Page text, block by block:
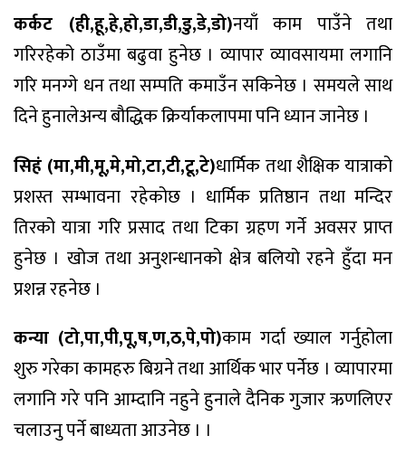
कर्कट (ही,हू,हे,हो,डा,डी,डु,डे,डो)नयाँ काम पाउँने तथा
गरिरहेको ठाउँमा बढुवा हुनेछ । व्यापार व्यावसायमा लगानि
गरि मनग्गे धन तथा सम्पति कमाउँन सकिनेछ । समयले साथ
दिने हुनालेअन्य बौद्धिक क्रिर्याकलापमा पनि ध्यान जानेछ ।
सिहं (मा,मी,मू,मे,मो,टा,टी,टू,टे)धार्मिक तथा शैक्षिक यात्राको
प्रशस्त सम्भावना रहेकोछ । धार्मिक प्रतिष्ठान तथा मन्दिर
तिरको यात्रा गरि प्रसाद तथा टिका ग्रहण गर्ने अवसर प्राप्त
हुनेछ । खोज तथा अनुशन्धानको क्षेत्र बलियो रहने हुँदा मन
प्रशन्न रहनेछ ।
कन्या (टो,पा,पी,पू,ष,ण,ठ,पे,पो)काम गर्दा ख्याल गर्नुहोला
शुरु गरेका कामहरु बिग्रने तथा आर्थिक भार पर्नेछ । व्यापारमा
लगानि गरे पनि आम्दानि नहुने हुनाले दैनिक गुजार ऋणलिएर
चलाउनु पर्ने बाध्यता आउनेछ । ।